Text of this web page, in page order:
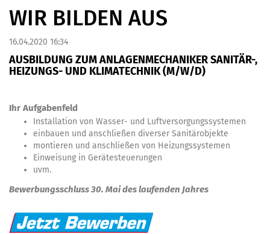
WIR BILDEN AUS
16.04.2020 16:34
AUSBILDUNG ZUM ANLAGENMECHANIKER SANITÄR-,
HEIZUNGS- UND KLIMATECHNIK (M/W/D)
Ihr Aufgabenfeld
Installation von Wasser- und Luftversorgungssystemen
einbauen und anschließen diverser Sanitärobjekte
montieren und anschließen von Heizungssystemen
Einweisung in Gerätesteuerungen
uvm.
Bewerbungsschluss 30. Mai des laufenden Jahres